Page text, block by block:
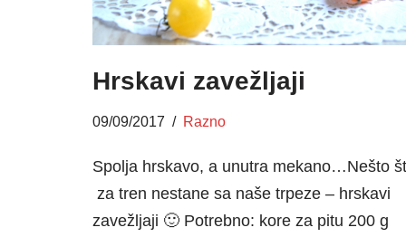
Hrskavi zavežljaji
09/09/2017 Razno
Spolja hrskavo, a unutra mekano…Nešto
za tren nestane sa naše trpeze – hrskavi
zavežljaji 🙂 Potrebno: kore za pitu 200 g